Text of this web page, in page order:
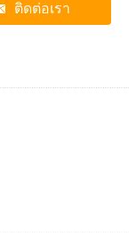
ติดต่อเรา